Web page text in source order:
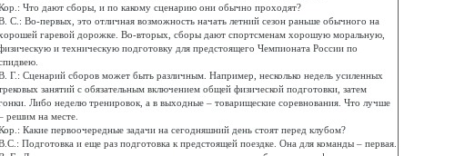
Что дают сборы, и по какому сценарию они обычно проходят?
С.: Во-первых, это отличная возможность начать летний сезон раньше обычного на
гаревой дорожке. Во-вторых, сборы дают спортсменам хорошую моральную,
и техническую подготовку для предстоящего Чемпионата России по
Г.: Сценарий сборов может быть различным. Например, несколько недель усиленных
занятий с обязательным включением общей физической подготовки, затем
Либо неделю тренировок, а в выходные – товарищеские соревнования. Что лучше
решим на месте.
Какие первоочередные задачи на сегодняшний день стоят перед клубом?
Подготовка и еще раз подготовка к предстоящей поездке. Она для команды – первая.